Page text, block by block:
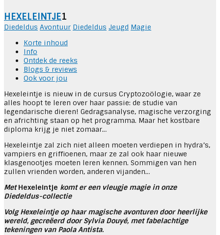
HEXELEINTJE1
Diedeldus Avontuur Diedeldus Jeugd Magie
Korte inhoud
Info
Ontdek de reeks
Blogs & reviews
Ook voor jou
Hexeleintje is nieuw in de cursus Cryptozoölogie, waar ze
alles hoopt te leren over haar passie: de studie van
legendarische dieren! Gedragsanalyse, magische verzorging
en africhting staan op het programma. Maar het kostbare
diploma krijg je niet zomaar…
Hexeleintje zal zich niet alleen moeten verdiepen in hydra’s,
vampiers en griffioenen, maar ze zal ook haar nieuwe
klasgenootjes moeten leren kennen. Sommigen van hen
zullen vrienden worden, anderen vijanden…
MetHexeleintje komt er een vleugje magie in onze
Diedeldus-collectie
Volg Hexeleintje op haar magische avonturen door heerlijke
wereld, gecreëerd door Sylvia Douyé, met fabelachtige
tekeningen van Paola Antista.